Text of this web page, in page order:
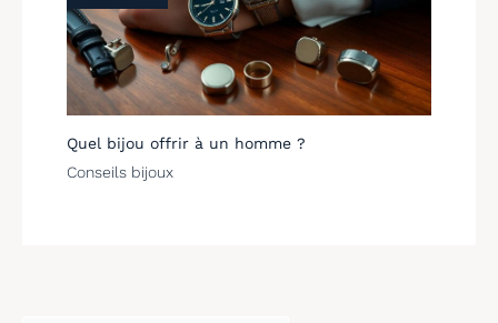
Quel bijou offrir à un homme ?
Conseils bijoux